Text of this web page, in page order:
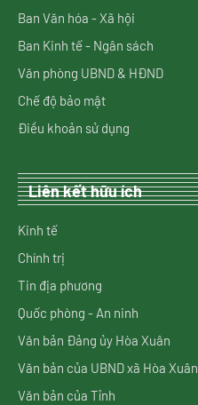
Ban Văn hóa - Xã hội
Ban Kinh tế - Ngân sách
Văn phòng UBND & HĐND
Chế độ bảo mật
Điều khoản sử dụng
Liên kết hữu ích
Kinh tế
Chính trị
Tin địa phương
Quốc phòng - An ninh
Văn bản Đảng ủy Hòa Xuân
Văn bản của UBND xã Hòa Xuân
Văn bản của Tỉnh